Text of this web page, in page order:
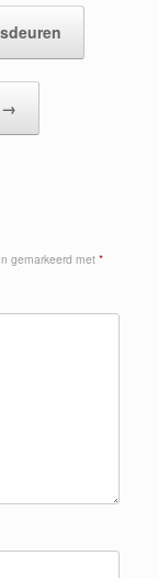
→
gemarkeerd met*